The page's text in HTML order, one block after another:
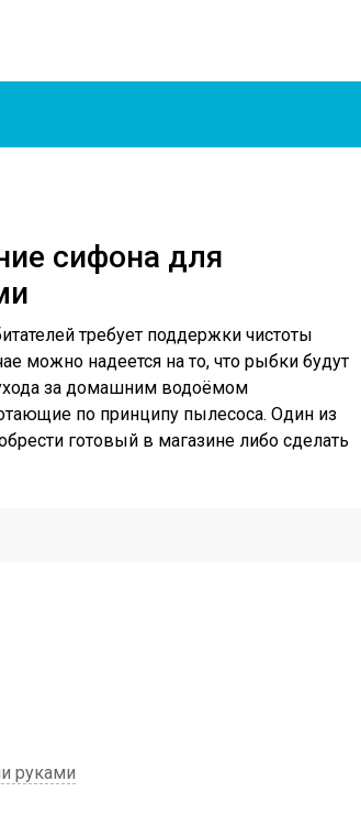
сифона для
требует поддержки чистоты
можно надеется на то, что рыбки будут
за домашним водоёмом
по принципу пылесоса. Один из
готовый в магазине либо сделать
руками